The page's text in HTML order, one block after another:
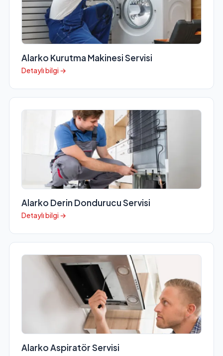
Alarko Kurutma Makinesi Servisi
Detaylı bilgi →
Alarko Derin Dondurucu Servisi
Detaylı bilgi →
Alarko Aspiratör Servisi